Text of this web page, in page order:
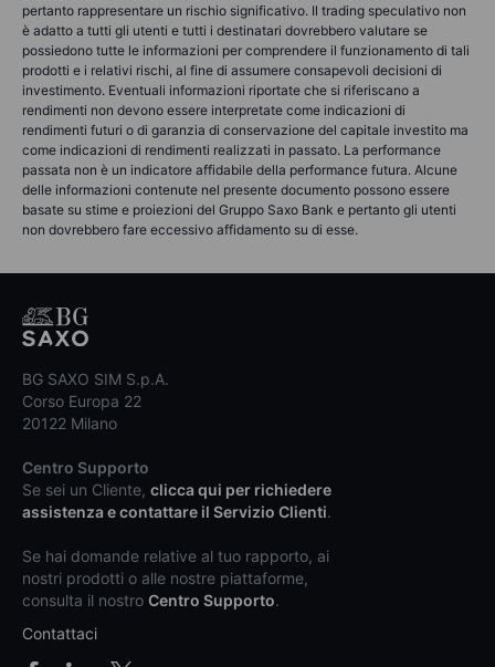
pertanto rappresentare un rischio significativo. Il trading speculativo non
è adatto a tutti gli utenti e tutti i destinatari dovrebbero valutare se
possiedono tutte le informazioni per comprendere il funzionamento di tali
prodotti e i relativi rischi, al fine di assumere consapevoli decisioni di
investimento. Eventuali informazioni riportate che si riferiscano a
rendimenti non devono essere interpretate come indicazioni di
rendimenti futuri o di garanzia di conservazione del capitale investito ma
come indicazioni di rendimenti realizzati in passato. La performance
passata non è un indicatore affidabile della performance futura. Alcune
delle informazioni contenute nel presente documento possono essere
basate su stime e proiezioni del Gruppo Saxo Bank e pertanto gli utenti
non dovrebbero fare eccessivo affidamento su di esse.
BG SAXO SIM S.p.A.
Corso Europa 22
20122 Milano
Centro Supporto
Se sei un Cliente, clicca qui per richiedere
assistenza e contattare il Servizio Clienti.
Se hai domande relative al tuo rapporto, ai
nostri prodotti o alle nostre piattaforme,
consulta il nostro Centro Supporto.
Contattaci